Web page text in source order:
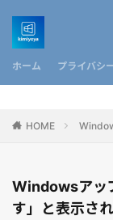
ホーム プライバシ
HOME
Windowsアッ
す」と表示さ